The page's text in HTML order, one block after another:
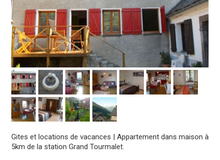
Gites et locations de vacances | Appartement dans maison à
5km de la station Grand Tourmalet.